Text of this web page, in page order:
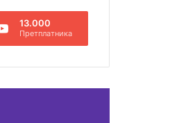
13.000
Претплатника